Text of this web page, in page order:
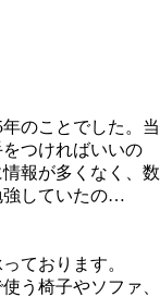
のことでした。当
つければいいの
報が多くなく、数
強していたの…
ております。
う椅子やソファ、